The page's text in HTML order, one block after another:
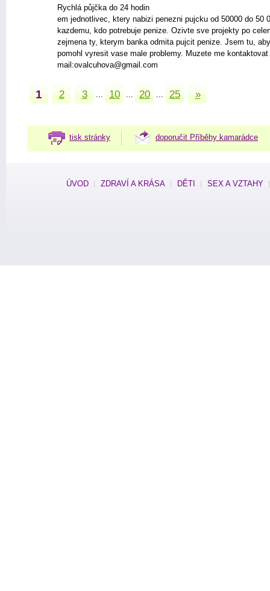
Rychlá půjčka do 24 hodin
em jednotlivec, ktery nabizi penezni pujcku od 50000 do 50
kazdemu, kdo potrebuje penize. Ozivte sve projekty po
zejmena ty, kterym banka odmita pujcit penize. Jsem tu,
pomohl vyresit vase male problemy. Muzete me kontaktovat
mail:ovalcuhova@gmail.com
1 2 3 ... 10 ... 20 ... 25 »
tisk stránky doporučit Příběhy kamarádce
ÚVOD ZDRAVÍ A KRÁSA DĚTI SEX A VZTAHY